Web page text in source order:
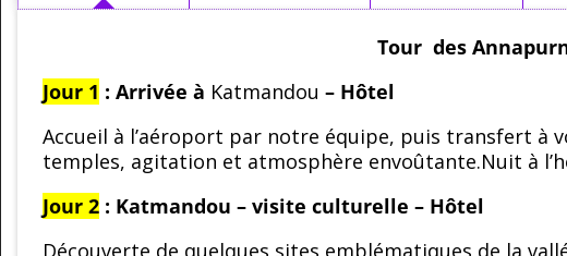
Tour des
Jour 1 : Arrivée à Katmandou – Hôtel
Accueil à l’aéroport par notre équipe, puis transfert à
temples, agitation et atmosphère envoûtante.Nuit à
Jour 2 : Katmandou – visite culturelle – Hôtel
Découverte de quelques sites emblématiques de la